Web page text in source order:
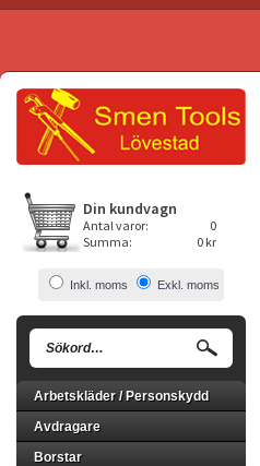
Din kundvagn
Antal varor:
0
Summa:
0 kr
Inkl. moms Exkl. moms
Arbetskläder / Personskydd
Avdragare
Borstar